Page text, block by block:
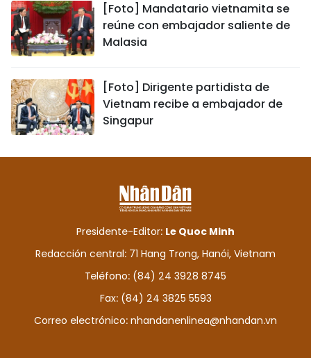
[Foto] Mandatario vietnamita se
reúne con embajador saliente de
Malasia
[Foto] Dirigente partidista de
Vietnam recibe a embajador de
Singapur
Presidente-Editor: Le Quoc Minh
Redacción central: 71 Hang Trong, Hanói, Vietnam
Teléfono: (84) 24 3928 8745
Fax: (84) 24 3825 5593
Correo electrónico: nhandanenlinea@nhandan.vn